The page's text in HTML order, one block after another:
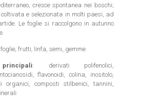
cresce spontanea nei boschi;
coltivata e selezionata in molti paesi, ad
Le foglie si raccolgono in autunno
frutti, linfa, semi, gemme.
: derivati polifenolici,
flavonoidi, colina, inositolo,
organici, composti stilbenici, tannini,